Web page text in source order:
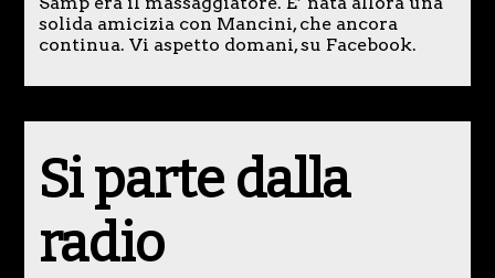
solida amicizia con Mancini, che ancora
continua. Vi aspetto domani, su Facebook.
Si parte dalla
radio